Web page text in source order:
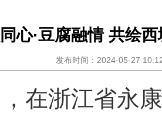
心·豆腐融情 共绘
发布时间：2024-05-27
在浙江省永